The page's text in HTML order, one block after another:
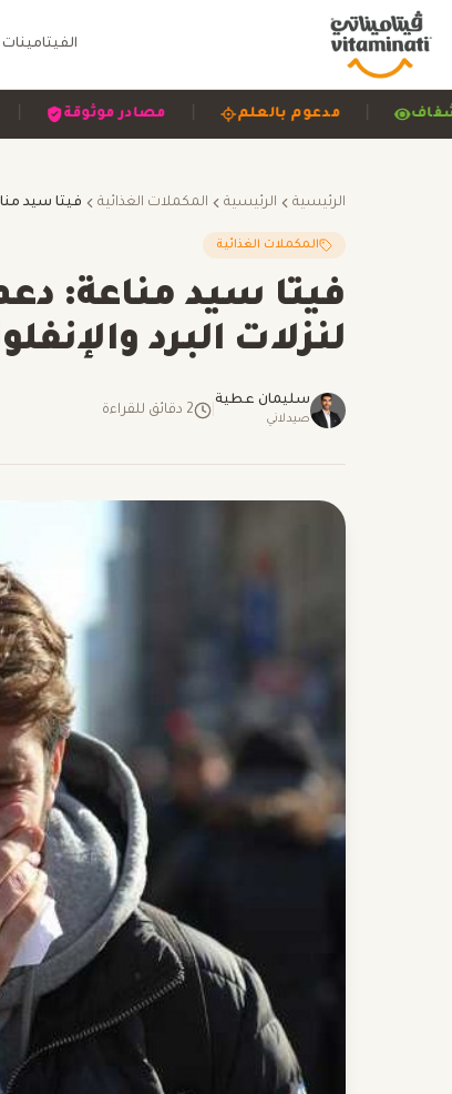
الفيتامينات
مصادر موثوقة | مدعوم بالعلم | واضح وشفاف
الرئيسية الرئيسية المكملات الغذائية
المكملات الغذائية
فيتا سيد مناعة:
لنزلات البرد
سليمان عطية
صيدلاني
2 دقائق للقراءة